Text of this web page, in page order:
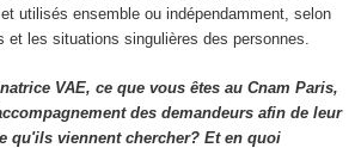
utilisés ensemble ou indépendamment, selon
et les situations singulières des personnes.
VAE, ce que vous êtes au Cnam Paris,
des demandeurs afin de leur
qu'ils viennent chercher? Et en quoi